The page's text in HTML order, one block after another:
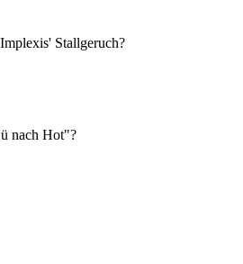
Stallgeruch?
nach Hot"?